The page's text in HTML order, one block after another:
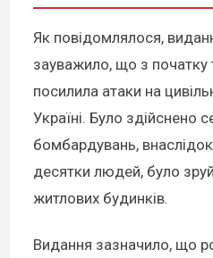
Як повідомлялося,
зауважило, що з початку
посилила атаки на
Україні. Було здійснено
бомбардувань,
десятки людей, було
житлових будинків.
Видання зазначило, що